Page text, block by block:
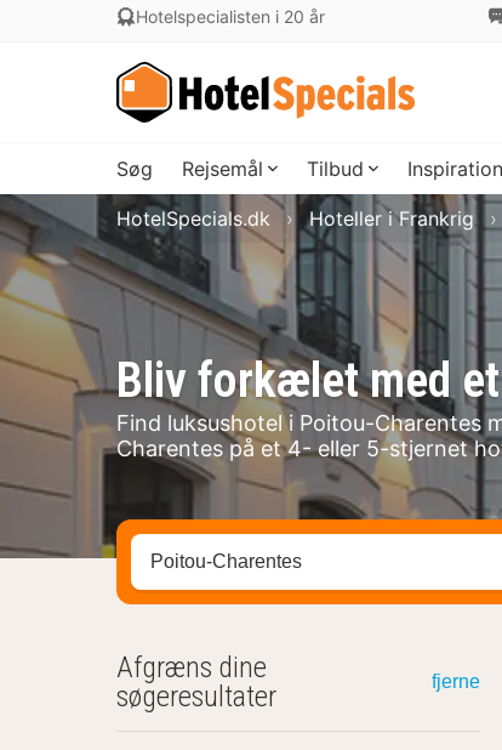
Hotelspecialisten i 20 år
Søg Rejsemål Tilbud Inspiration
Bliv forkælet med
Find luksushotel i Poitou-Charentes
Charentes på et 4- eller 5-stjernet
HotelSpecials.dk Hoteller i Frankrig
Søg efter destination ...
Afgræns dine
søgeresultater
fjerne